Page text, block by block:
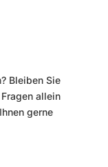
Bleiben Sie
allein
gerne